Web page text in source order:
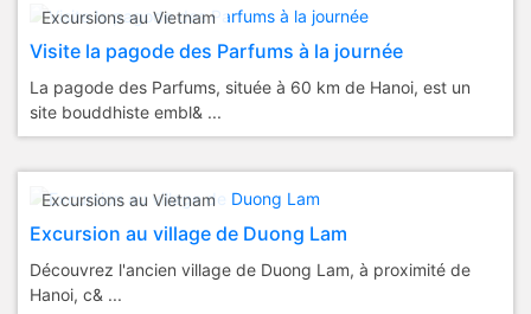
Excursions au Vietnam
Visite la pagode des Parfums à la journée
La pagode des Parfums, située à 60 km de Hanoi, est un
site bouddhiste embl& ...
Excursions au Vietnam
Excursion au village de Duong Lam
Découvrez l'ancien village de Duong Lam, à proximité de
Hanoi, c& ...